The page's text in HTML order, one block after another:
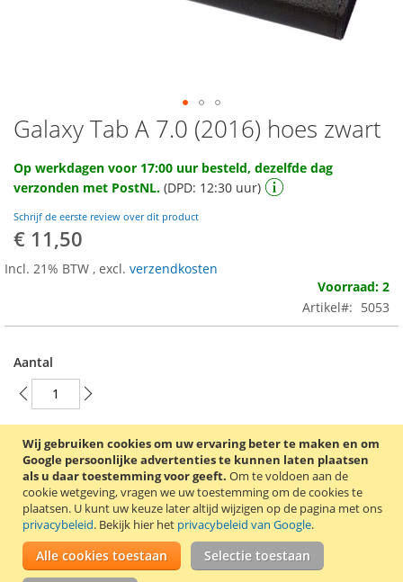
Wij gebruiken cookies om uw ervaring beter te maken en om
Google persoonlijke advertenties te kunnen laten plaatsen
als u daar toestemming voor geeft. Om te voldoen aan de
cookie wetgeving, vragen we uw toestemming om de cookies te
plaatsen. U kunt uw keuze later altijd wijzigen op de pagina met ons
privacybeleid. Bekijk hier het privacybeleid van Google.
Alle cookies toestaan Selectie toestaan
Ga
naar
het
begin
van
de
afbeeldingen-
gallerij
Galaxy Tab A 7.0 (2016) hoes zwart
Op werkdagen voor 17:00 uur besteld, dezelfde dag
verzonden met PostNL. (DPD: 12:30 uur)
Schrijf de eerste review over dit product
€ 11,50
Incl. 21% BTW , excl. verzendkosten
Voorraad: 2
Artikel
5053
Aantal
In Winkelwagen
VOEG TOE AAN VERLANGLIJST
TOEVOEGEN OM TE VERGELIJKEN